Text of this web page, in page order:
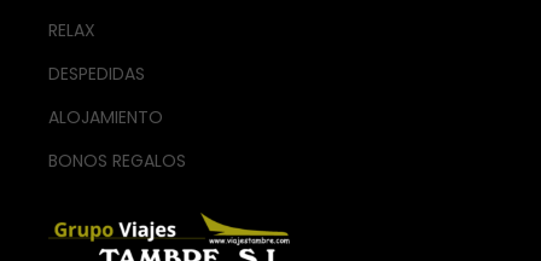
RELAX
DESPEDIDAS
ALOJAMIENTO
BONOS REGALOS